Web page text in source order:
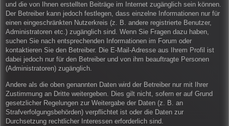
und die von Ihnen erstellten Beiträge im Internet zugänglich sein können.
Der Betreiber kann jedoch festlegen, dass einzelne Informationen nur für
einen eingeschränkten Nutzerkreis (z. B. andere registrierte Benutzer,
Administratoren etc.) zugänglich sind. Wenn Sie Fragen dazu haben,
suchen Sie nach entsprechenden Informationen im Forum oder
kontaktieren Sie den Betreiber. Die E-Mail-Adresse aus Ihrem Profil ist
dabei jedoch nur für den Betreiber und von ihm beauftragte Personen
(Administratoren) zugänglich.
Andere als die oben genannten Daten wird der Betreiber nur mit Ihrer
Zustimmung an Dritte weitergeben. Dies gilt nicht, sofern er auf Grund
gesetzlicher Regelungen zur Weitergabe der Daten (z. B. an
Strafverfolgungsbehörden) verpflichtet ist oder die Daten zur
Durchsetzung rechtlicher Interessen erforderlich sind.